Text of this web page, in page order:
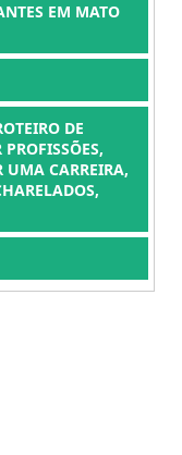
EM MATO
DE
UMA CARREIRA,